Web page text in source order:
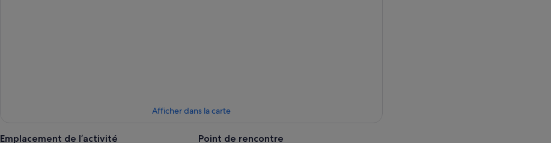
Afficher dans la carte
Emplacement de l’activité Point de rencontre